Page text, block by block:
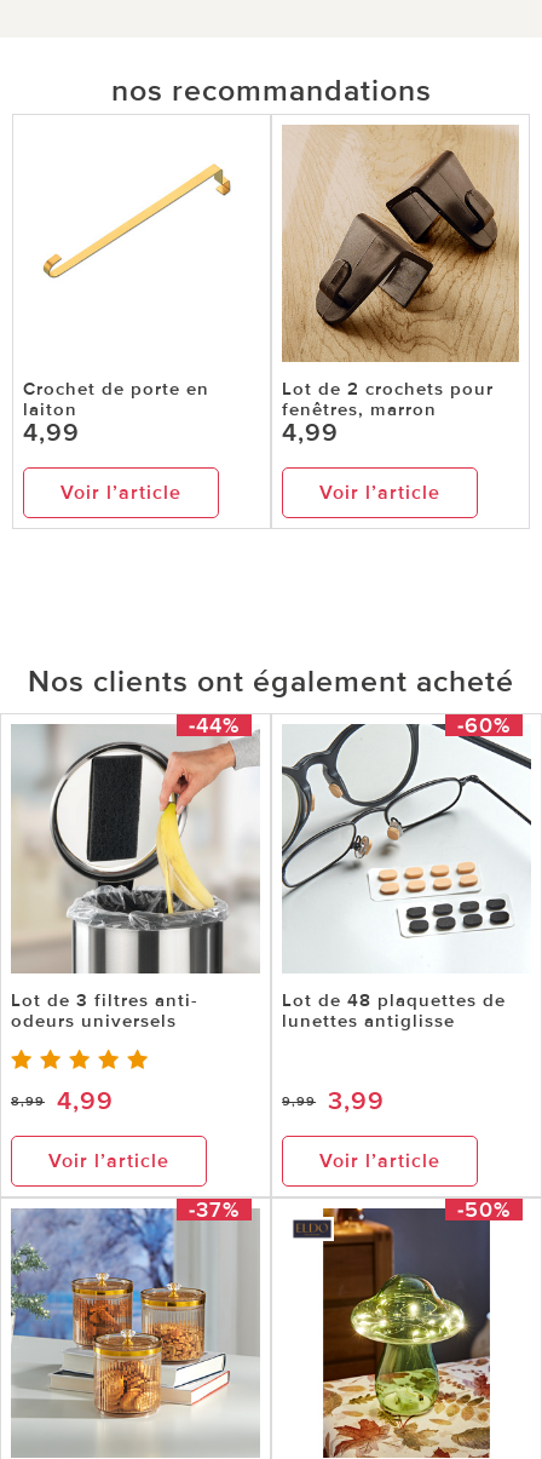
nos recommandations
Crochet de porte en
laiton
4,99
Voir l’article
Lot de 2 crochets pour
fenêtres, marron
4,99
Voir l’article
Nos clients ont également acheté
-44%
Lot de 3 filtres anti-
odeurs universels
8,99 4,99
Voir l’article
-60%
Lot de 48 plaquettes de
lunettes antiglisse
9,99 3,99
Voir l’article
-37% -50%